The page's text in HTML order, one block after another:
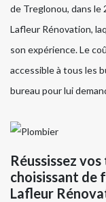
de Treglonou, dans le
Lafleur Rénovation,
son expérience. Le
accessible à tous les
bureau pour lui
Réussissez
choisissant de
Lafleur